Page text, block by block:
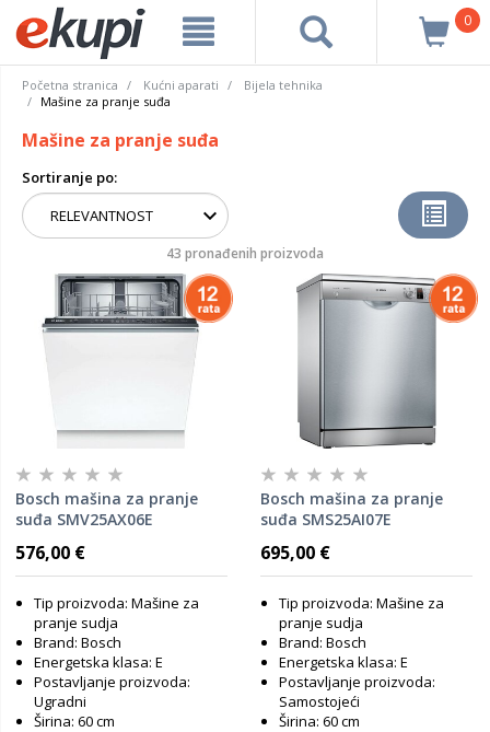
0
Početna stranica Kućni aparati
Bijela tehnika
Mašine za pranje suđa
Mašine za pranje suđa
Sortiranje po:
43 pronađenih proizvoda
Bosch mašina za pranje
suđa SMV25AX06E
576,00 €
Tip proizvoda: Mašine za
pranje sudja
Brand: Bosch
Energetska klasa: E
Postavljanje proizvoda:
Ugradni
Širina: 60 cm
Bosch mašina za pranje
suđa SMS25AI07E
695,00 €
Tip proizvoda: Mašine za
pranje sudja
Brand: Bosch
Energetska klasa: E
Postavljanje proizvoda:
Samostojeći
Širina: 60 cm